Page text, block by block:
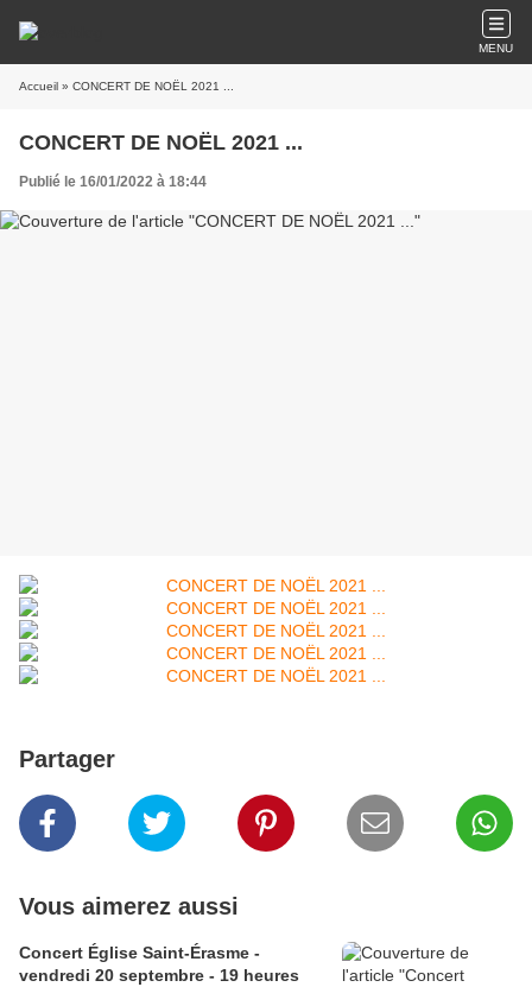
MENU
Accueil » CONCERT DE NOËL 2021 ...
CONCERT DE NOËL 2021 ...
Publié le 16/01/2022 à 18:44
Partager
Vous aimerez aussi
Concert Église Saint-Érasme -
vendredi 20 septembre - 19 heures